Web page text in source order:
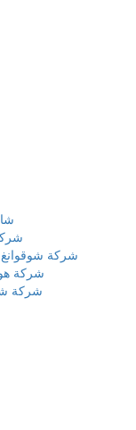
شركة شوقوانغ
شركة
شركة